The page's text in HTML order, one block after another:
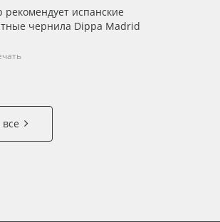
рекомендует испанские
чернила Dippa Madrid